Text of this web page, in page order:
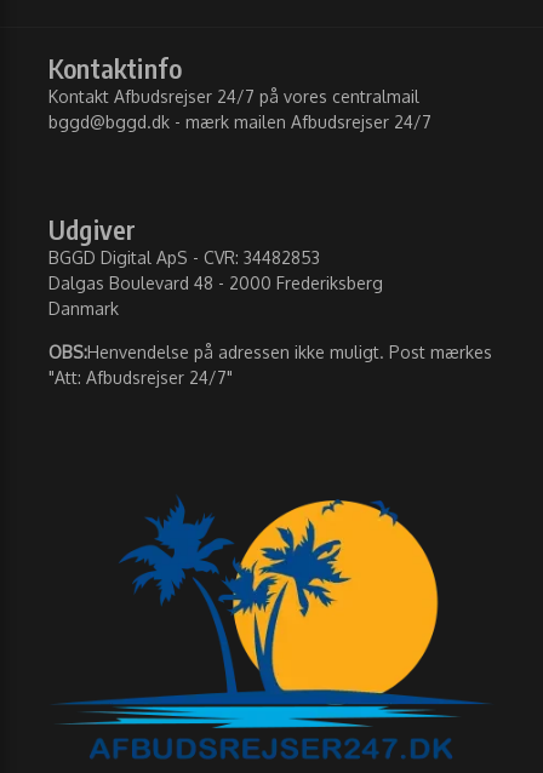
Kontaktinfo
Kontakt Afbudsrejser 24/7 på vores centralmail
bggd@bggd.dk - mærk mailen Afbudsrejser 24/7
Udgiver
BGGD Digital ApS - CVR: 34482853
Dalgas Boulevard 48 - 2000 Frederiksberg
Danmark
OBS:Henvendelse på adressen ikke muligt. Post mærkes
"Att: Afbudsrejser 24/7"